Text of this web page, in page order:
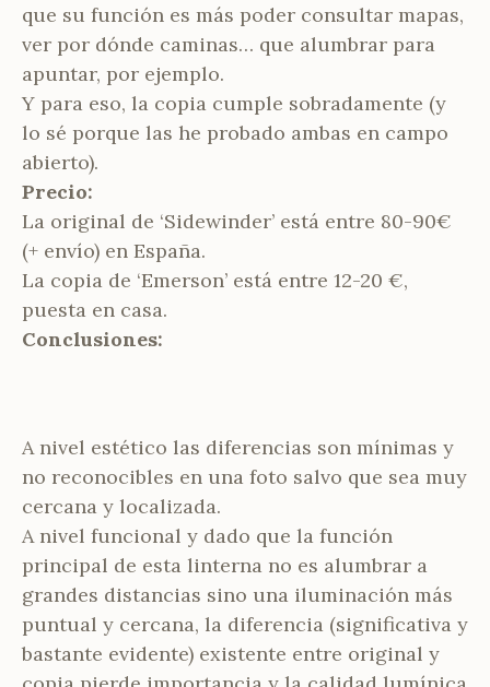
que su función es más poder consultar mapas,
ver por dónde caminas… que alumbrar para
apuntar, por ejemplo.
Y para eso, la copia cumple sobradamente (y
lo sé porque las he probado ambas en campo
abierto).
Precio:
La original de ‘Sidewinder’ está entre 80-90€
(+ envío) en España.
La copia de ‘Emerson’ está entre 12-20 €,
puesta en casa.
Conclusiones:
A nivel estético las diferencias son mínimas y
no reconocibles en una foto salvo que sea muy
cercana y localizada.
A nivel funcional y dado que la función
principal de esta linterna no es alumbrar a
grandes distancias sino una iluminación más
puntual y cercana, la diferencia (significativa y
bastante evidente) existente entre original y